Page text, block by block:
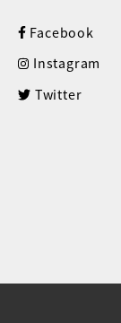
Facebook
Instagram
Twitter